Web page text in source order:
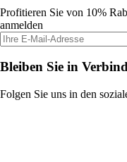
Profitieren Sie von 10%
anmelden
Bleiben Sie in
Folgen Sie uns in den